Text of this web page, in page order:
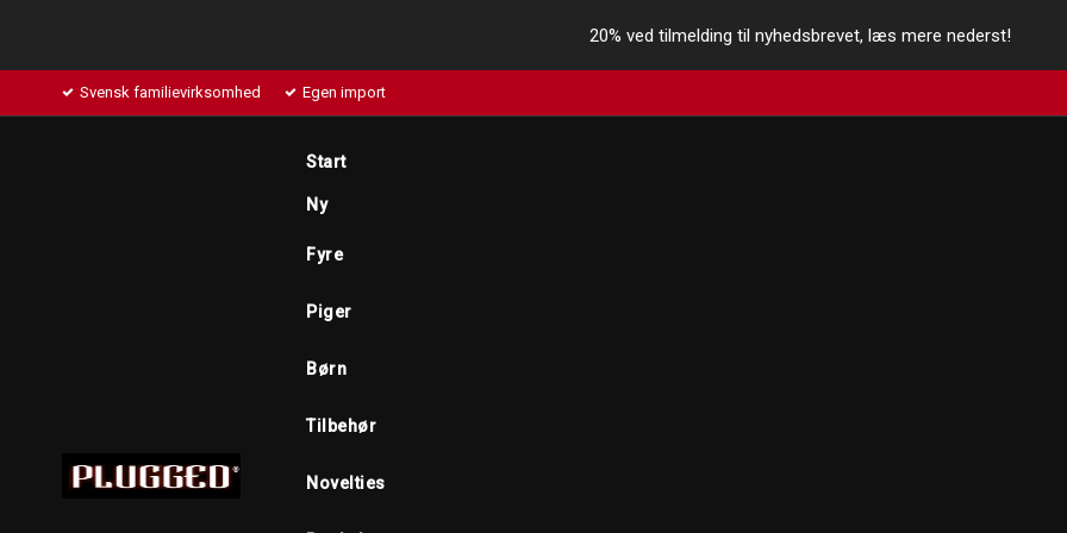
20% ved tilmelding til nyhedsbrevet, læs mere nederst!
Svensk familievirksomhed Egen import
Start
Ny
Fyre
Piger
Børn
Tilbehør
Novelties